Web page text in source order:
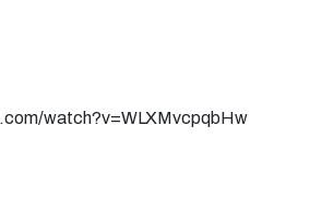
watch?v=WLXMvcpqbHw